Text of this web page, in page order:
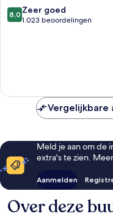
8.0
van
8,0 Zeer goed
1.023 beoordelingen
Vergelijkbare
Meld je aan om de
extra's te zien.
Aanmelden
Over deze